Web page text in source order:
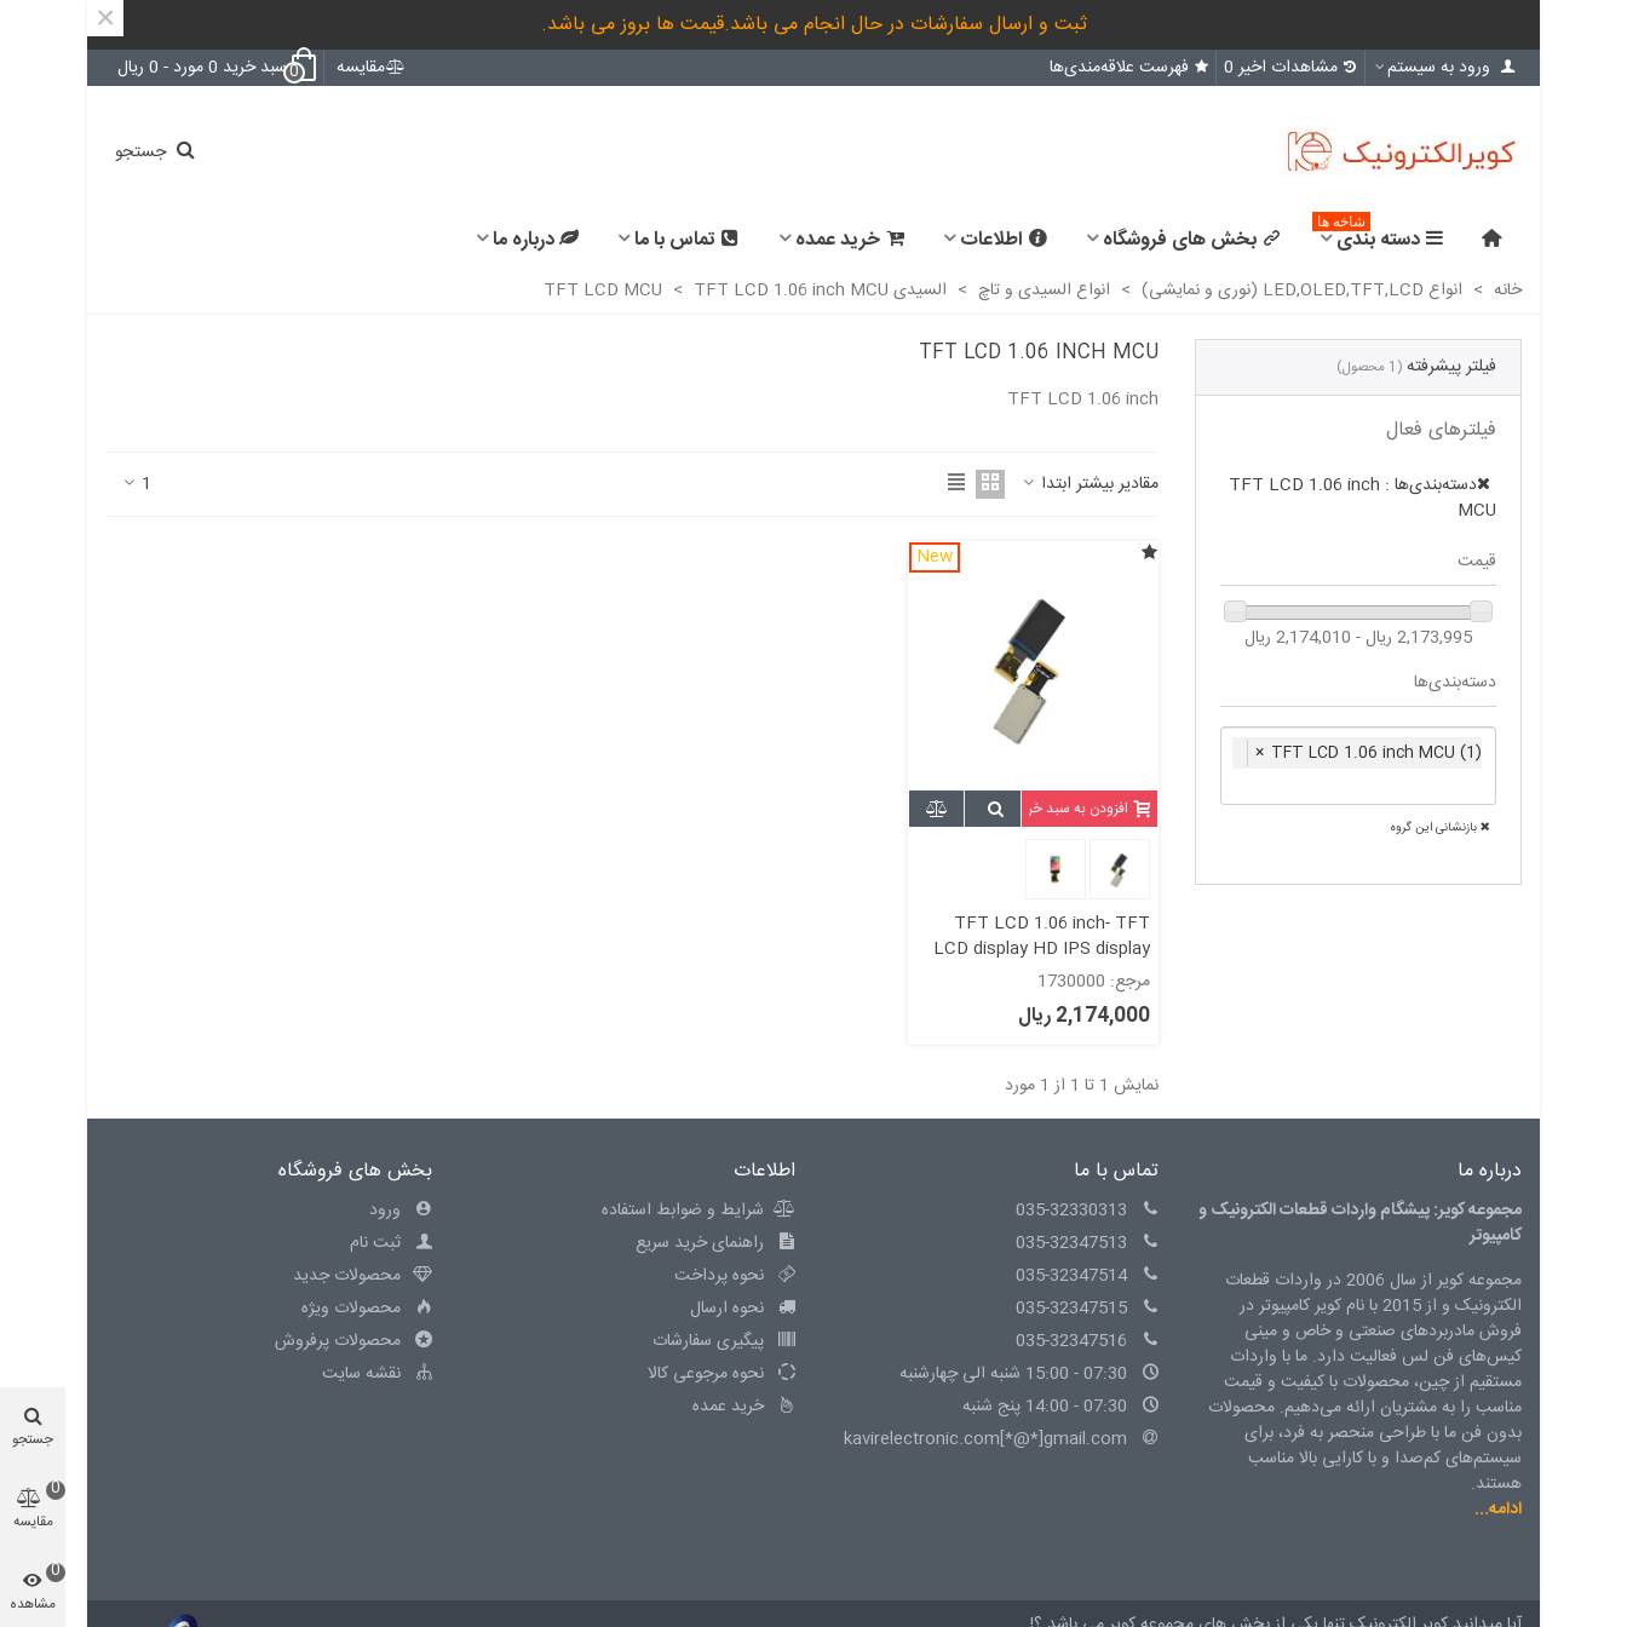
ثبت و ارسال سفارشات در حال انجام می باشد.قیمت ها بروز می باشد. ×
ورود به سیستم مشاهدات اخیر 0 فهرست علاقه‌مندی‌ها مقایسه 0سبد خرید 0مورد - 0 ریال
جستجو
دسته بندی
شاخه ها
بخش های فروشگاه اطلاعات خرید عمده تماس با ما درباره ما
خانه > انواع LED,OLED,TFT,LCD (نوری و نمایشی) > انواع السیدی و تاچ > السیدی TFT LCD MCU > TFT LCD 1.06 inch MCU
فیلتر پیشرفته (1 محصول)
فیلترهای فعال
دسته‌بندی‌ها : TFT LCD 1.06 inch
MCU
قیمت
2,173,995 ریال - 2,174,010 ریال
دسته‌بندی‌ها
TFT LCD 1.06 inch MCU (1)
×
بازنشانی این گروه
TFT LCD 1.06 INCH MCU
TFT LCD 1.06 inch
مقادیر بیشتر ابتدا 1
New
افزودن به سبد خرید
TFT LCD 1.06 inch- TFT
LCD display HD IPS display
96x160 SPI port screen
GC9107
مرجع: 1730000
2,174,000 ریال
نمایش 1 تا 1 از 1 مورد
درباره ما
مجموعه کویر: پیشگام واردات قطعات الکترونیک و
کامپیوتر
مجموعه کویر از سال 2006 در واردات قطعات
الکترونیک و از 2015 با نام کویر کامپیوتر در
فروش مادربردهای صنعتی و خاص و مینی
کیس‌های فن لس فعالیت دارد. ما با واردات
مستقیم از چین، محصولات با کیفیت و قیمت
مناسب را به مشتریان ارائه می‌دهیم. محصولات
بدون فن ما با طراحی منحصر به فرد، برای
سیستم‌های کم‌صدا و با کارایی بالا مناسب
هستند.
ادامه...
تماس با ما
035-32330313
035-32347513
035-32347514
035-32347515
035-32347516
07:30 - 15:00 شنبه الی چهارشنبه
07:30 - 14:00 پنج شنبه
kavirelectronic.com[*@*]gmail.com
اطلاعات
شرایط و ضوابط استفاده
راهنمای خرید سریع
نحوه پرداخت
نحوه ارسال
پیگیری سفارشات
نحوه مرجوعی کالا
خرید عمده
بخش های فروشگاه
ورود
ثبت نام
محصولات جدید
محصولات ویژه
محصولات پرفروش
نقشه سایت
جستجو
مقایسه
0
مشاهده
0